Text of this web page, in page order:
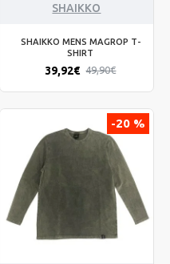
SHAIKKO
SHAIKKO MENS MAGROP T-
SHIRT
39,92€ 49,90€
-20 %